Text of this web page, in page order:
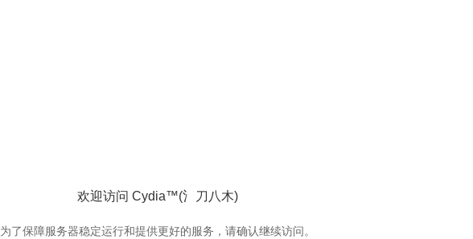
欢迎访问 Cydia™(氵刀八木)
为了保障服务器稳定运行和提供更好的服务，请确认继续访问。